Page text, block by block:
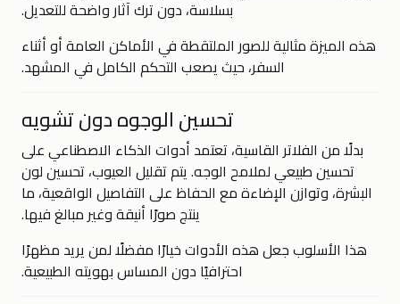
بسلاسة، دون ترك آثار واضحة للتعديل.
هذه الميزة مثالية للصور الملتقطة في الأماكن العامة أو أثناء
السفر، حيث يصعب التحكم الكامل في المشهد.
تحسين الوجوه دون تشويه
بدلًا من الفلاتر القاسية، تعتمد أدوات الذكاء الاصطناعي على
تحسين طبيعي لملامح الوجه. يتم تقليل العيوب، تحسين لون
البشرة، وتوازن الإضاءة مع الحفاظ على التفاصيل الواقعية، ما
ينتج صورًا أنيقة وغير مبالغ فيها.
هذا الأسلوب جعل هذه الأدوات خيارًا مفضلًا لمن يريد مظهرًا
احترافيًا دون المساس بهويته الطبيعية.